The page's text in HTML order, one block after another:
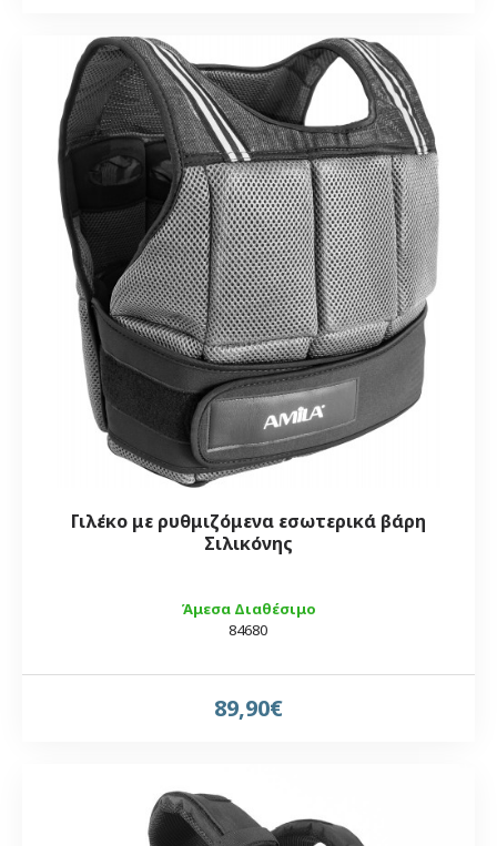
Άμεσα Διαθέσιμο
84680
Γιλέκο με ρυθμιζόμενα εσωτερικά βάρη
Σιλικόνης
89,90€